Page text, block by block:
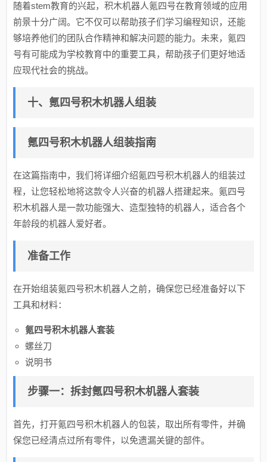
随着stem教育的兴起，积木机器人氪四号在教育领域的应用
前景十分广阔。它不仅可以帮助孩子们学习编程知识，还能
够培养他们的团队合作精神和解决问题的能力。未来，氪四
号有可能成为学校教育中的重要工具，帮助孩子们更好地适
应现代社会的挑战。
十、氪四号积木机器人组装
氪四号积木机器人组装指南
在这篇指南中，我们将详细介绍氪四号积木机器人的组装过
程，让您轻松地将这款令人兴奋的机器人搭建起来。氪四号
积木机器人是一款功能强大、造型独特的机器人，适合各个
年龄段的机器人爱好者。
准备工作
在开始组装氪四号积木机器人之前，确保您已经准备好以下
工具和材料：
氪四号积木机器人套装
螺丝刀
说明书
步骤一：拆封氪四号积木机器人套装
首先，打开氪四号积木机器人的包装，取出所有零件，并确
保您已经清点过所有零件，以免遗漏关键的部件。